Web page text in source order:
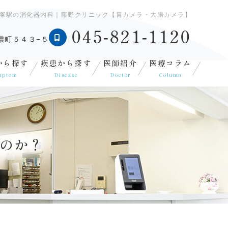
の消化器内科｜藤野クリニック【胃カメラ・大腸カメラ】
町５４３−５ 045-821-1120
ら探す 疾患から探す
Disease
医師紹介
Doctor
医療コラム
Column
か？